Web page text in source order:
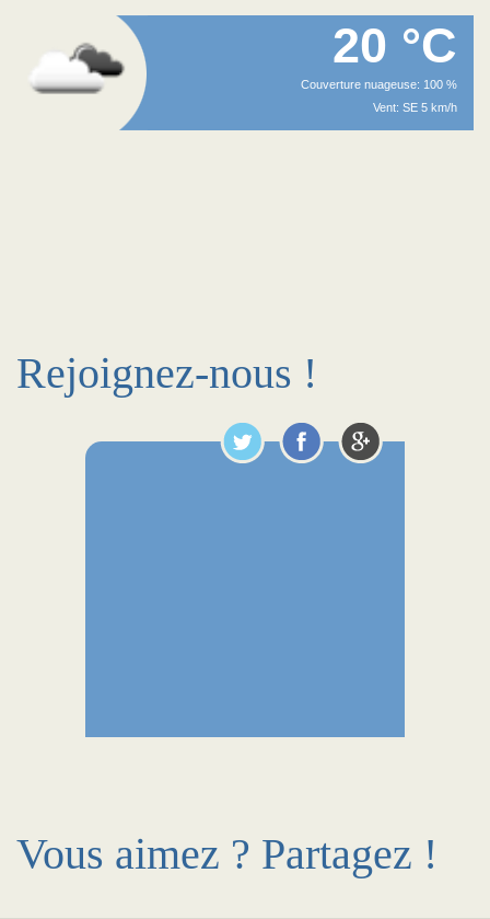
20 °C
Couverture nuageuse: 100 %
Vent: SE 5 km/h
Rejoignez-nous !
Vous aimez ? Partagez !